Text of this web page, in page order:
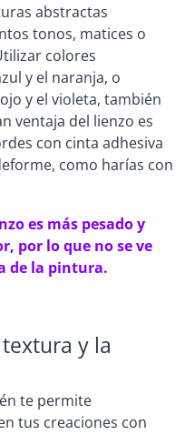
abstractas
tonos, matices o
colores
y el naranja, o
y el violeta, también
ventaja del lienzo es
con cinta adhesiva
como harías con
es más pesado y
por lo que no se ve
de la pintura.
y la
te permite
tus creaciones con